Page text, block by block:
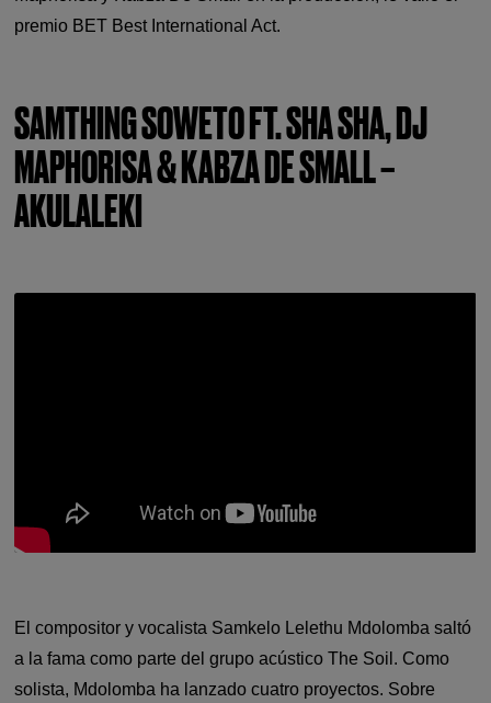
premio BET Best International Act.
SAMTHING SOWETO FT. SHA SHA, DJ
MAPHORISA & KABZA DE SMALL –
AKULALEKI
El compositor y vocalista Samkelo Lelethu Mdolomba saltó
a la fama como parte del grupo acústico The Soil. Como
solista, Mdolomba ha lanzado cuatro proyectos. Sobre